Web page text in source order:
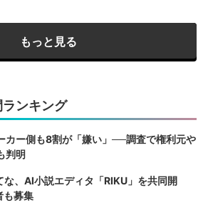
もっと見る
ンキング
カー側も8割が「嫌い」──調査で権利元や
判明
、AI小説エディタ「RIKU」を共同開
募集